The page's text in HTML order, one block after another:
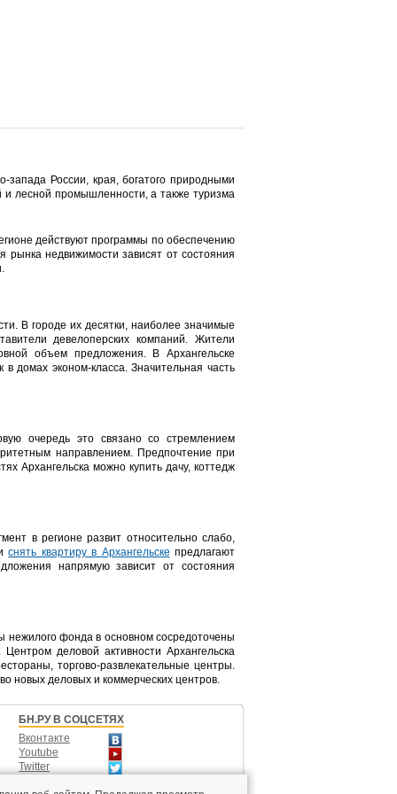
России, края, богатого природными
и лесной промышленности, а также туризма
действуют программы по обеспечению
рынка недвижимости зависят от состояния
В городе их десятки, наиболее значимые
девелоперских компаний. Жители
объем предложения. В Архангельске
домах эконом-класса. Значительная часть
очередь это связано со стремлением
направлением. Предпочтение при
Архангельска можно купить дачу, коттедж
в регионе развит относительно слабо,
снять квартиру в Архангельске предлагают
напрямую зависит от состояния
нежилого фонда в основном сосредоточены
деловой активности Архангельска
торгово-развлекательные центры.
новых деловых и коммерческих центров.
БН.РУ В СОЦСЕТЯХ
Вконтакте
Youtube
Twitter